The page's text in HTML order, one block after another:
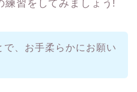
練習をしてみましょう!
で、お手柔らかにお願い